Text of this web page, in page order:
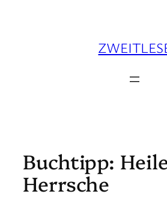
Buchtipp:
Herrsche